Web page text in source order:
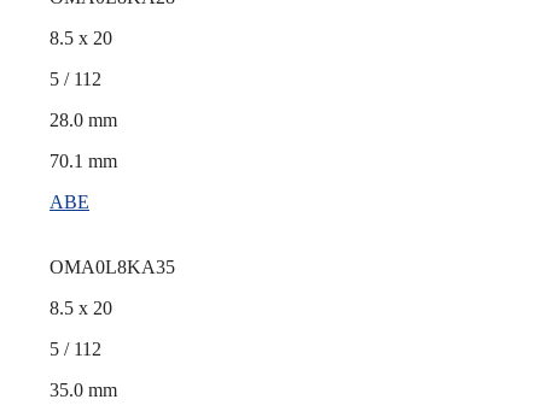
8.5 x 20
5 / 112
28.0 mm
70.1 mm
ABE
OMA0L8KA35
8.5 x 20
5 / 112
35.0 mm